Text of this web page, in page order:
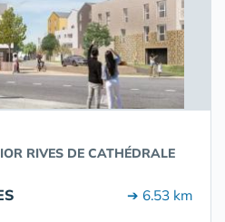
RIVES DE CATHÉDRALE
➔ 6.53 km